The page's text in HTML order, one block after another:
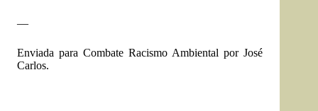
—
Enviada para Combate Racismo Ambiental por José
Carlos.